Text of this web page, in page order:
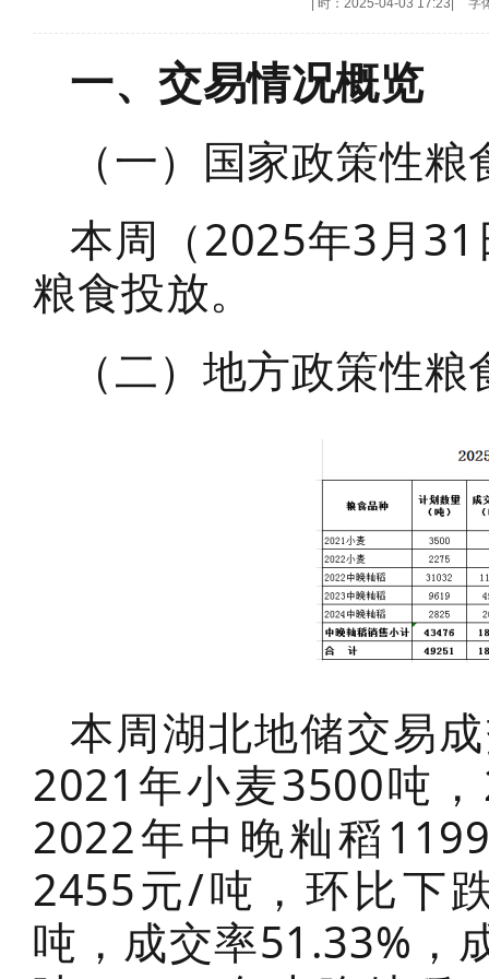
时：2025-04-03 17:23 字
一、交易情况概览
（一）国家政策性
本周（2025年3月
粮食投放。
（二）地方政策性
本周湖北地储交易
2021年小麦3500吨
2022年中晚籼稻
2455元/吨，环比下
吨，成交率51.33%，